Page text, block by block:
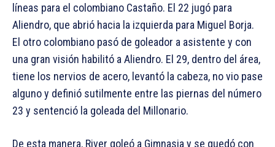
líneas para el colombiano Castaño. El 22 jugó para
Aliendro, que abrió hacia la izquierda para Miguel Borja.
El otro colombiano pasó de goleador a asistente y con
una gran visión habilitó a Aliendro. El 29, dentro del área,
tiene los nervios de acero, levantó la cabeza, no vio pase
alguno y definió sutilmente entre las piernas del número
23 y sentenció la goleada del Millonario.
De esta manera, River goleó a Gimnasia y se quedó con